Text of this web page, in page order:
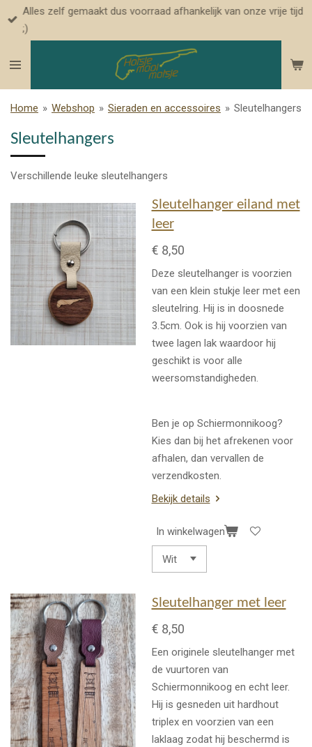
Ga
direct
de
Alles zelf gemaakt dus voorraad afhankelijk van onze vrije tijd
;)
Home » Webshop » Sieraden en accessoires » Sleutelhangers
Sleutelhangers
Verschillende leuke sleutelhangers
Sleutelhanger eiland met
leer
€ 8,50
Deze sleutelhanger is voorzien
van een klein stukje leer met een
sleutelring. Hij is in doosnede
3.5cm. Ook is hij voorzien van
twee lagen lak waardoor hij
geschikt is voor alle
weersomstandigheden.
Ben je op Schiermonnikoog?
Kies dan bij het afrekenen voor
afhalen, dan vervallen de
verzendkosten.
Bekijk details
In winkelwagen
Sleutelhanger met leer
€ 8,50
Een originele sleutelhanger met
de vuurtoren van
Schiermonnikoog en echt leer.
Hij is gesneden uit hardhout
triplex en voorzien van een
laklaag zodat hij beschermd is